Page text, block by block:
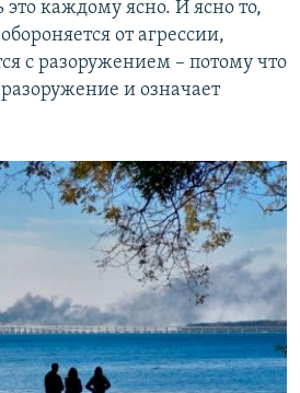
это каждому ясно. И ясно то,
от агрессии,
с разоружением – потому что
и означает